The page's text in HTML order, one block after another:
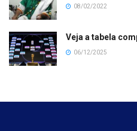
08/02/2022
Veja a tabela
06/12/2025